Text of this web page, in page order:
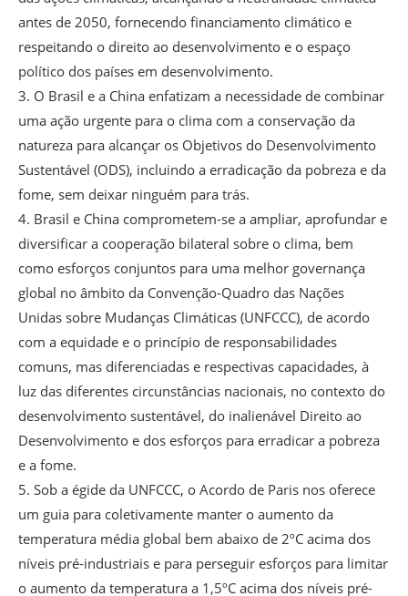
antes de 2050, fornecendo financiamento climático e
respeitando o direito ao desenvolvimento e o espaço
político dos países em desenvolvimento.
3. O Brasil e a China enfatizam a necessidade de combinar
uma ação urgente para o clima com a conservação da
natureza para alcançar os Objetivos do Desenvolvimento
Sustentável (ODS), incluindo a erradicação da pobreza e da
fome, sem deixar ninguém para trás.
4. Brasil e China comprometem-se a ampliar, aprofundar e
diversificar a cooperação bilateral sobre o clima, bem
como esforços conjuntos para uma melhor governança
global no âmbito da Convenção-Quadro das Nações
Unidas sobre Mudanças Climáticas (UNFCCC), de acordo
com a equidade e o princípio de responsabilidades
comuns, mas diferenciadas e respectivas capacidades, à
luz das diferentes circunstâncias nacionais, no contexto do
desenvolvimento sustentável, do inalienável Direito ao
Desenvolvimento e dos esforços para erradicar a pobreza
e a fome.
5. Sob a égide da UNFCCC, o Acordo de Paris nos oferece
um guia para coletivamente manter o aumento da
temperatura média global bem abaixo de 2ºC acima dos
níveis pré-industriais e para perseguir esforços para limitar
o aumento da temperatura a 1,5ºC acima dos níveis pré-